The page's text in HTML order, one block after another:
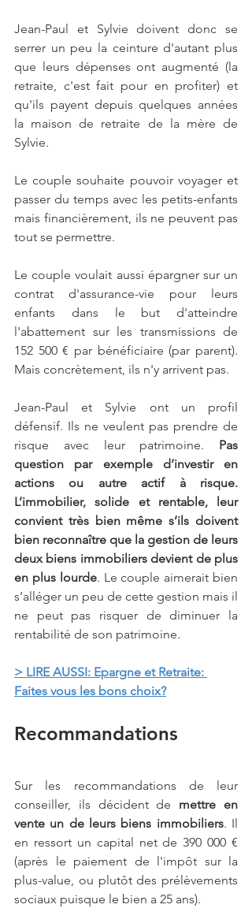
Jean-Paul et Sylvie doivent donc se
serrer un peu la ceinture d'autant plus
que leurs dépenses ont augmenté (la
retraite, c'est fait pour en profiter) et
qu'ils payent depuis quelques années
la maison de retraite de la mère de
Sylvie.
Le couple souhaite pouvoir voyager et
passer du temps avec les petits-enfants
mais financièrement, ils ne peuvent pas
tout se permettre.
Le couple voulait aussi épargner sur un
contrat d'assurance-vie pour leurs
enfants dans le but d'atteindre
l'abattement sur les transmissions de
152 500 € par bénéficiaire (par parent).
Mais concrètement, ils n'y arrivent pas.
Jean-Paul et Sylvie ont un profil
défensif. Ils ne veulent pas prendre de
risque avec leur patrimoine. Pas
question par exemple d’investir en
actions ou autre actif à risque.
L’immobilier, solide et rentable, leur
convient très bien même s’ils doivent
bien reconnaître que la gestion de leurs
deux biens immobiliers devient de plus
en plus lourde. Le couple aimerait bien
s’alléger un peu de cette gestion mais il
ne peut pas risquer de diminuer la
rentabilité de son patrimoine.
> LIRE AUSSI: Epargne et Retraite:
Faites vous les bons choix?
Recommandations
Sur les recommandations de leur
conseiller, ils décident de mettre en
vente un de leurs biens immobiliers. Il
en ressort un capital net de 390 000 €
(après le paiement de l'impôt sur la
plus-value, ou plutôt des prélèvements
sociaux puisque le bien a 25 ans).